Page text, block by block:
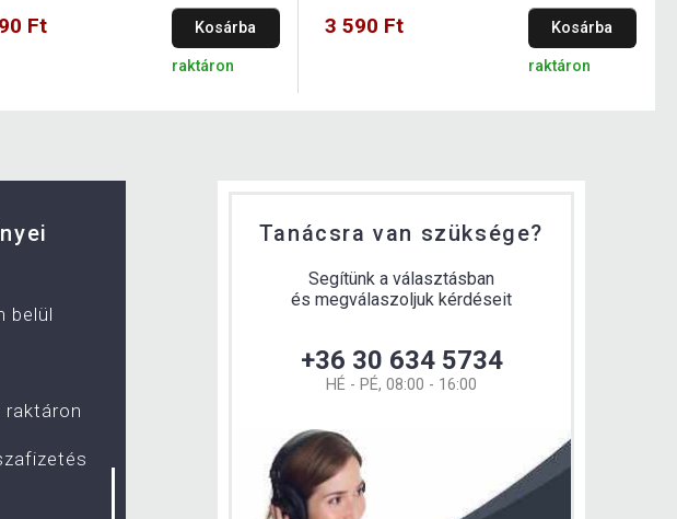
Ft Kosárba
raktáron
3 590 Ft Kosárba
raktáron
belül
raktáron
Tanácsra van szüksége?
Segítünk a választásban
és megválaszoljuk kérdéseit
+36 30 634 5734
HÉ - PÉ, 08:00 - 16:00